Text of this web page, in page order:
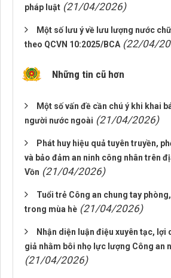
pháp luật (21/04/2026)
Một số lưu ý về lưu lượng nước
theo QCVN 10:2025/BCA (22/04/
Những tin cũ hơn
Một số vấn đề cần chú ý khi khai
người nước ngoài (21/04/2026)
Phát huy hiệu quả tuyên truyền,
và bảo đảm an ninh công nhân trên
Vồn (21/04/2026)
Tuổi trẻ Công an chung tay
trong mùa hè (21/04/2026)
Nhận diện luận điệu xuyên tạc, lợi
giả nhằm bôi nhọ lực lượng Công an
(21/04/2026)